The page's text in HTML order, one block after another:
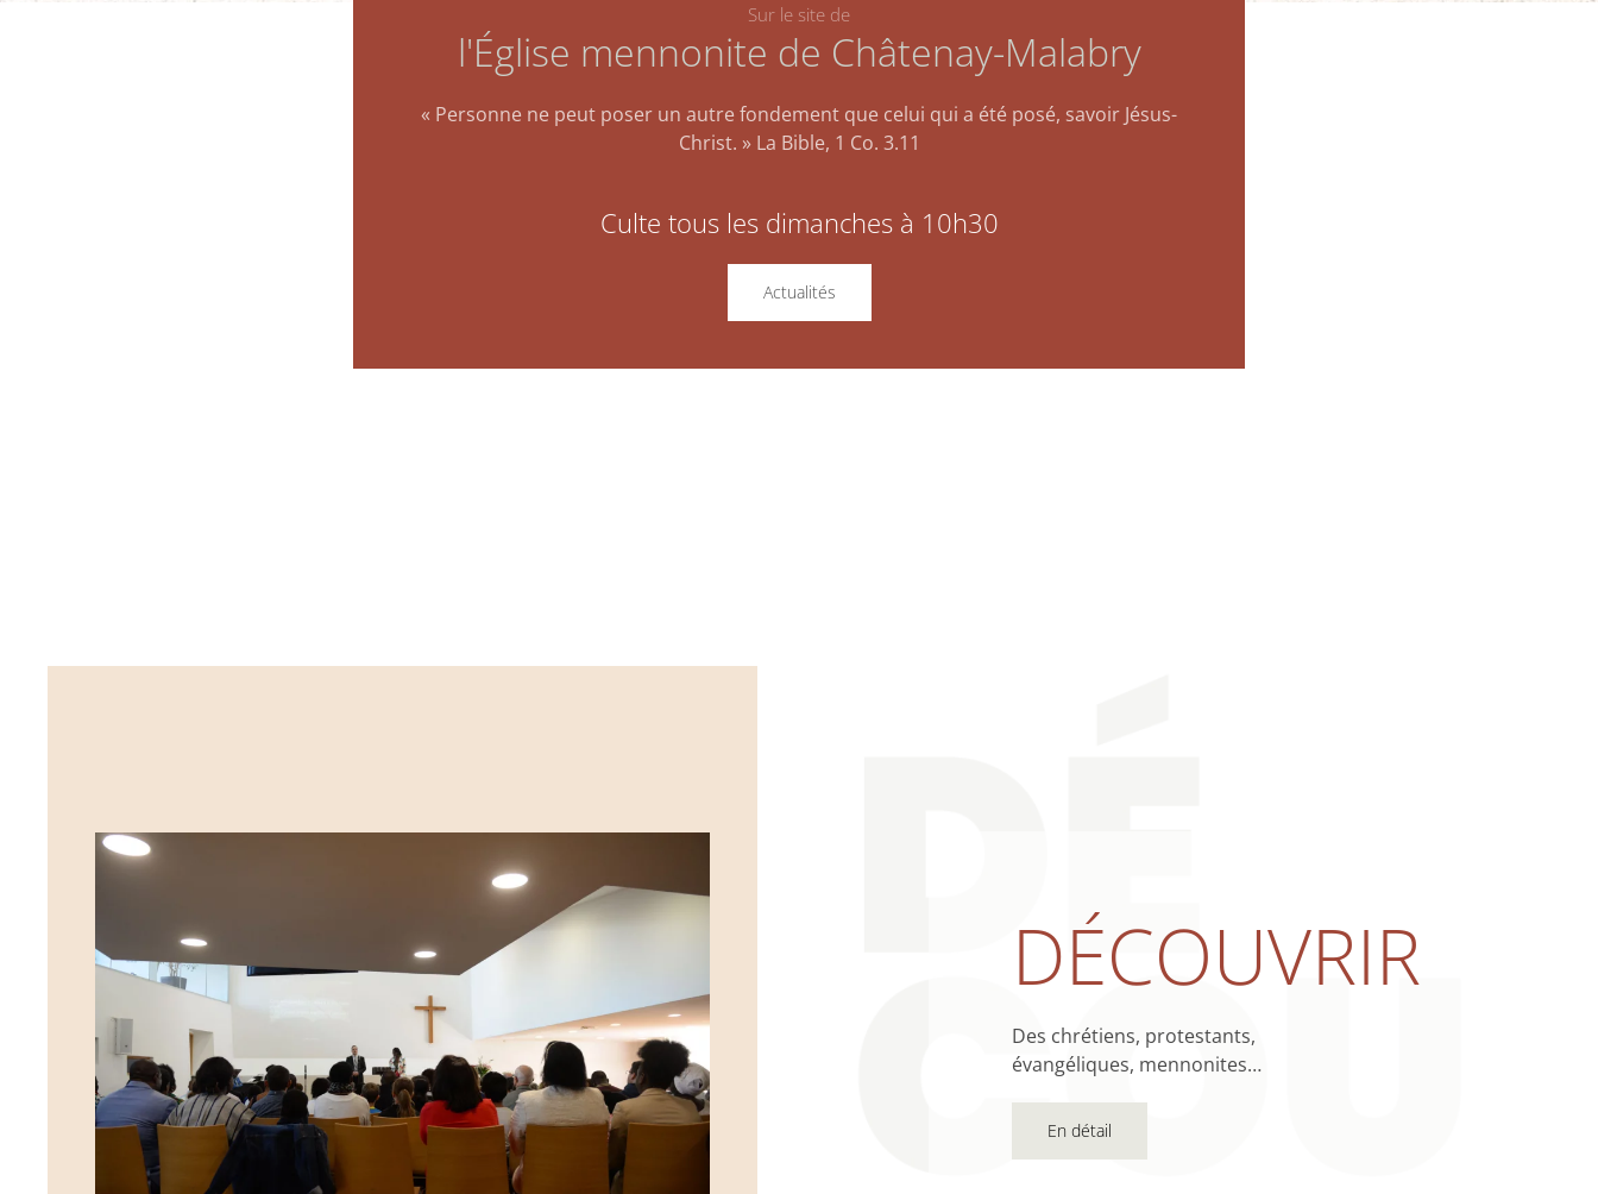
Sur le site de
l'Église mennonite de Châtenay-Malabry
« Personne ne peut poser un autre fondement que celui qui a été posé, savoir Jésus-
Christ. » La Bible, 1 Co. 3.11
Culte tous les dimanches à 10h30
Actualités
DÉCOUVRIR
Des chrétiens, protestants,
évangéliques, mennonites…
En détail